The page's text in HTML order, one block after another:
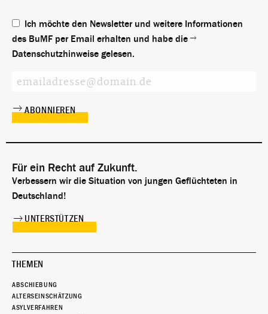
Ich möchte den Newsletter und weitere Informationen
des BuMF per Email erhalten und habe die
Datenschutzhinweise gelesen.
Für ein Recht auf Zukunft.
Verbessern wir die Situation von jungen Geflüchteten in
Deutschland!
UNTERSTÜTZEN
THEMEN
ABSCHIEBUNG
ALTERSEINSCHÄTZUNG
ASYLVERFAHREN